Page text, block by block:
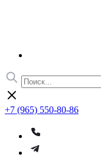
+7 (965) 550-80-86